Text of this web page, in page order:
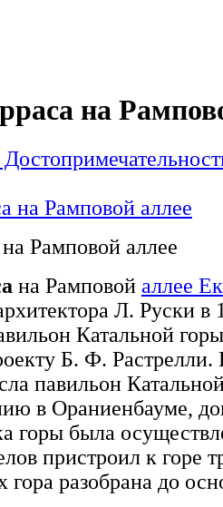
на
Рамповой аллее
на Рамповой аллее
Л. Руски
Катальной
Б. Ф.
павильон
в Ораниенбауме,
горы была
пристроил к горе
разобрана до